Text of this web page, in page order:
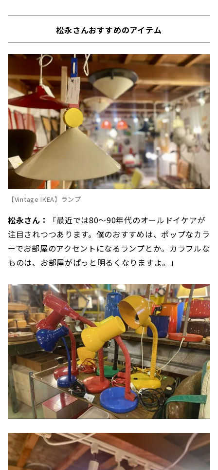
松永さんおすすめのアイテム
【Vintage IKEA】ランプ
松永さん：
「最近では80～90年代のオールドイケアが
注目されつつあります。僕のおすすめは、ポップなカラ
ーでお部屋のアクセントになるランプとか。カラフルな
ものは、お部屋がぱっと明るくなりますよ。」